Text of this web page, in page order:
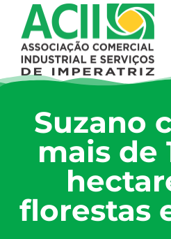
Suzano
mais de
florestas